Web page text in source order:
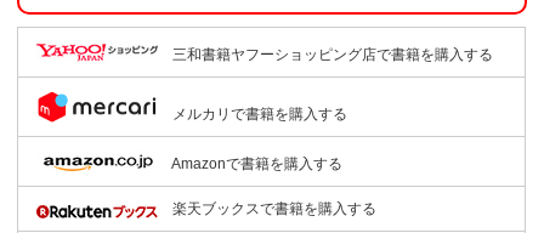
三和書籍ヤフーショッピング店で書籍を購入する
メルカリで書籍を購入する
Amazonで書籍を購入する
楽天ブックスで書籍を購入する